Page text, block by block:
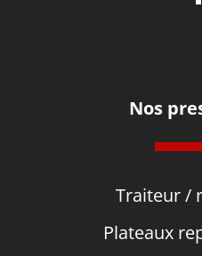
Nos
Traiteur /
Plateaux